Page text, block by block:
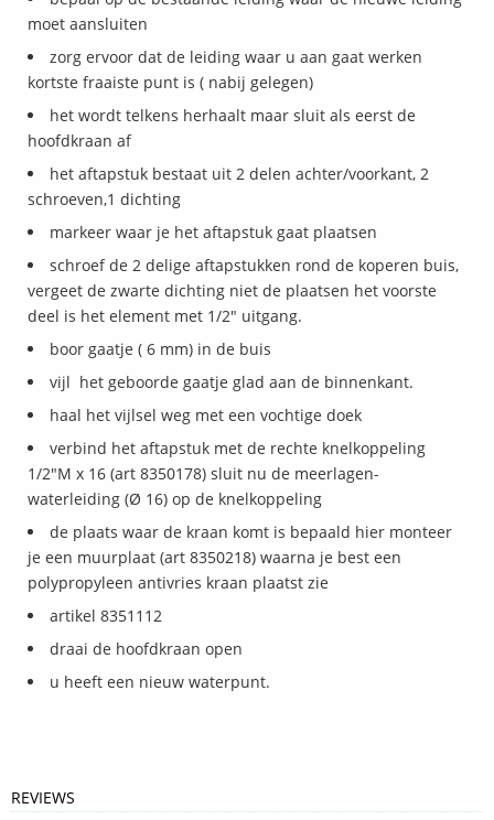
moet aansluiten
zorg ervoor dat de leiding waar u aan gaat werken
kortste fraaiste punt is ( nabij gelegen)
het wordt telkens herhaalt maar sluit als eerst de
hoofdkraan af
het aftapstuk bestaat uit 2 delen achter/voorkant, 2
schroeven,1 dichting
markeer waar je het aftapstuk gaat plaatsen
schroef de 2 delige aftapstukken rond de koperen buis,
vergeet de zwarte dichting niet de plaatsen het voorste
deel is het element met 1/2" uitgang.
boor gaatje ( 6 mm) in de buis
vijl het geboorde gaatje glad aan de binnenkant.
haal het vijlsel weg met een vochtige doek
verbind het aftapstuk met de rechte knelkoppeling
1/2"M x 16 (art 8350178) sluit nu de meerlagen-
waterleiding (Ø 16) op de knelkoppeling
de plaats waar de kraan komt is bepaald hier monteer
je een muurplaat (art 8350218) waarna je best een
polypropyleen antivries kraan plaatst zie
artikel 8351112
draai de hoofdkraan open
u heeft een nieuw waterpunt.
REVIEWS